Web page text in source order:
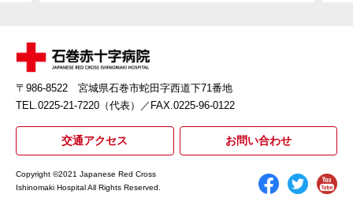
〒986-8522 宮城県石巻市蛇田字西道下71番地
TEL.0225-21-7220（代表）
／FAX.0225-96-0122
交通アクセス お問い合わせ
Copyright ©2021 Japanese Red Cross
Ishinomaki Hospital All Rights Reserved.